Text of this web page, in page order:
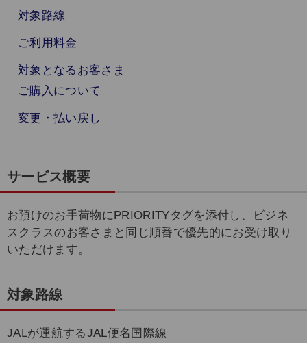
対象路線
ご利用料金
対象となるお客さま
ご購入について
変更・払い戻し
サービス概要
お預けのお手荷物にPRIORITYタグを添付し、ビジネ
スクラスのお客さまと同じ順番で優先的にお受け取り
いただけます。
対象路線
JALが運航するJAL便名国際線